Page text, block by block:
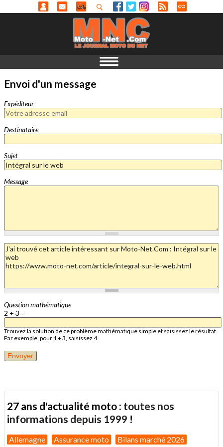
Envoi d'un message
Expéditeur
Destinataire
Sujet
Message
Question mathématique
2 + 3 =
Trouvez la solution de ce problème mathématique simple et saisissez le résultat.
Par exemple, pour 1 + 3, saisissez 4.
27 ans d'actualité moto : toutes nos
informations depuis 1999 !
Allemagne Assurance moto Bilans marché 2026